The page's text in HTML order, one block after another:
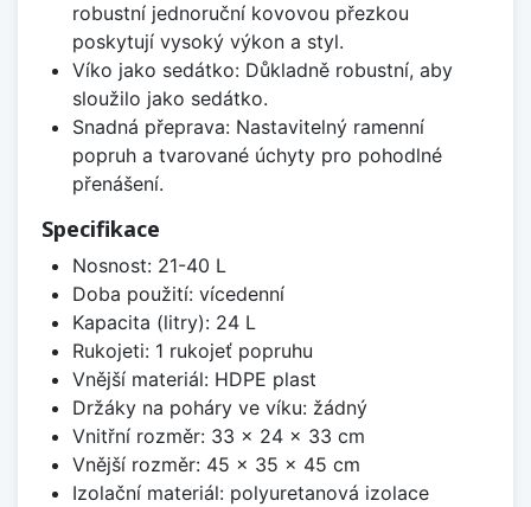
robustní jednoruční kovovou přezkou
poskytují vysoký výkon a styl.
Víko jako sedátko: Důkladně robustní, aby
sloužilo jako sedátko.
Snadná přeprava: Nastavitelný ramenní
popruh a tvarované úchyty pro pohodlné
přenášení.
Specifikace
Nosnost: 21-40 L
Doba použití: vícedenní
Kapacita (litry): 24 L
Rukojeti: 1 rukojeť popruhu
Vnější materiál: HDPE plast
Držáky na poháry ve víku: žádný
Vnitřní rozměr: 33 x 24 x 33 cm
Vnější rozměr: 45 x 35 x 45 cm
Izolační materiál: polyuretanová izolace